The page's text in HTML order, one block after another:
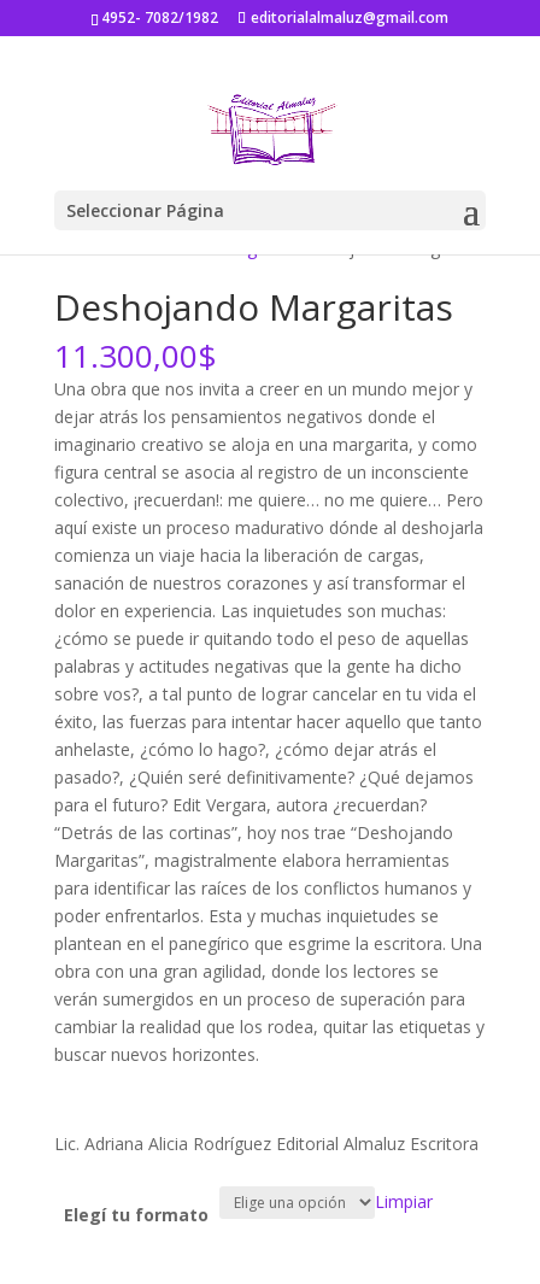
4952- 7082/1982 editorialalmaluz@gmail.com
Seleccionar Página
Deshojando Margaritas
11.300,00$
Una obra que nos invita a creer en un mundo mejor y
dejar atrás los pensamientos negativos donde el
imaginario creativo se aloja en una margarita, y como
figura central se asocia al registro de un inconsciente
colectivo, ¡recuerdan!: me quiere… no me quiere… Pero
aquí existe un proceso madurativo dónde al deshojarla
comienza un viaje hacia la liberación de cargas,
sanación de nuestros corazones y así transformar el
dolor en experiencia. Las inquietudes son muchas:
¿cómo se puede ir quitando todo el peso de aquellas
palabras y actitudes negativas que la gente ha dicho
sobre vos?, a tal punto de lograr cancelar en tu vida el
éxito, las fuerzas para intentar hacer aquello que tanto
anhelaste, ¿cómo lo hago?, ¿cómo dejar atrás el
pasado?, ¿Quién seré definitivamente? ¿Qué dejamos
para el futuro? Edit Vergara, autora ¿recuerdan?
“Detrás de las cortinas”, hoy nos trae “Deshojando
Margaritas”, magistralmente elabora herramientas
para identificar las raíces de los conflictos humanos y
poder enfrentarlos. Esta y muchas inquietudes se
plantean en el panegírico que esgrime la escritora. Una
obra con una gran agilidad, donde los lectores se
verán sumergidos en un proceso de superación para
cambiar la realidad que los rodea, quitar las etiquetas y
buscar nuevos horizontes.
Lic. Adriana Alicia Rodríguez Editorial Almaluz Escritora
Elegí tu formato
Limpiar